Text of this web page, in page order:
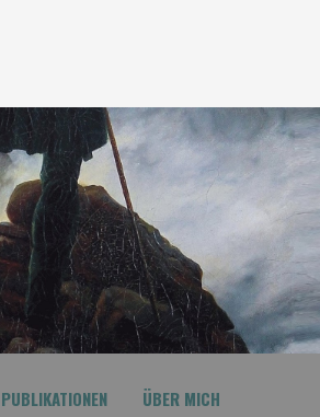
PUBLIKATIONEN ÜBER MICH